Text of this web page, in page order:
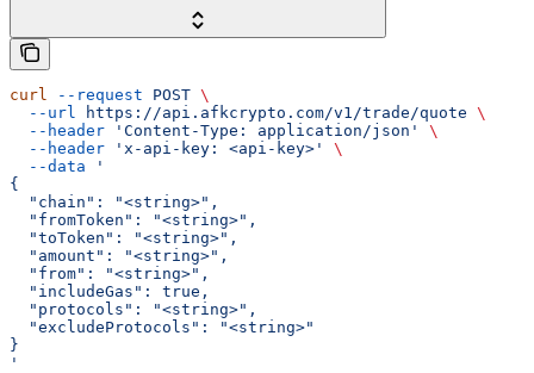
curl --request POST \
  --url
https://api.afkcrypto.com/v1/trade/quote \
  --header
'Content-Type: application/json'
\
  --header
'x-api-key: <api-key>'
\
  --data
'
{
  "chain": "<string>",
  "fromToken": "<string>",
  "toToken": "<string>",
  "amount": "<string>",
  "from": "<string>",
  "includeGas": true,
  "protocols": "<string>",
  "excludeProtocols": "<string>"
}
'